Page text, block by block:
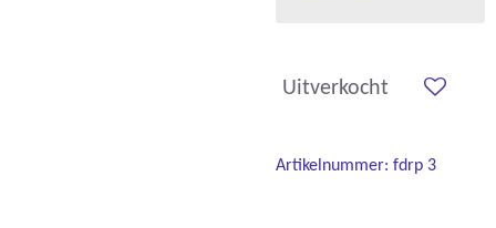
Uitverkocht
Artikelnummer: fdrp 3